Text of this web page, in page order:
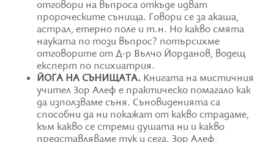
отговори на въпроса откъде идват
пророческите сънища. Говори се за акаша,
астрал, етерно поле и т.н. Но какво смята
науката по този въпрос? потърсихме
отговорите от Д-р Вълчо Йорданов, водещ
експерт по психиатрия.
ЙОГА НА СЪНИЩАТА. Книгата на мистичния
учител Зор Алеф е практическо помагало как
да използваме съня. Съновиденията са
способни да ни покажат от какво страдаме,
към какво се стреми душата ни и какво